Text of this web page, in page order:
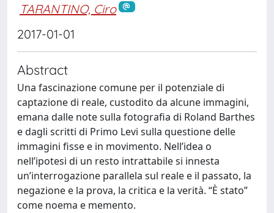
TARANTINO, Ciro
2017-01-01
Abstract
Una fascinazione comune per il potenziale di
captazione di reale, custodito da alcune immagini,
emana dalle note sulla fotografia di Roland Barthes
e dagli scritti di Primo Levi sulla questione delle
immagini fisse e in movimento. Nell’idea o
nell’ipotesi di un resto intrattabile si innesta
un’interrogazione parallela sul reale e il passato, la
negazione e la prova, la critica e la verità. “È stato”
come noema e memento.